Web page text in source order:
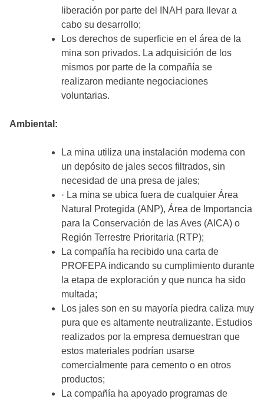
liberación por parte del INAH para llevar a
cabo su desarrollo;
Los derechos de superficie en el área de la
mina son privados. La adquisición de los
mismos por parte de la compañía se
realizaron mediante negociaciones
voluntarias.
Ambiental:
La mina utiliza una instalación moderna con
un depósito de jales secos filtrados, sin
necesidad de una presa de jales;
· La mina se ubica fuera de cualquier Área
Natural Protegida (ANP), Área de Importancia
para la Conservación de las Aves (AICA) o
Región Terrestre Prioritaria (RTP);
La compañía ha recibido una carta de
PROFEPA indicando su cumplimiento durante
la etapa de exploración y que nunca ha sido
multada;
Los jales son en su mayoría piedra caliza muy
pura que es altamente neutralizante. Estudios
realizados por la empresa demuestran que
estos materiales podrían usarse
comercialmente para cemento o en otros
productos;
La compañía ha apoyado programas de